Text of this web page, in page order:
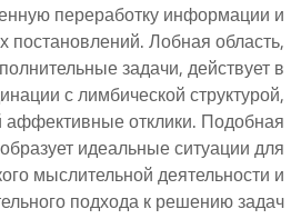
переработку информации и
Лобная область,
задачи, действует в
с лимбической структурой,
отклики. Подобная
идеальные ситуации для
мыслительной деятельности и
подхода к решению задач.